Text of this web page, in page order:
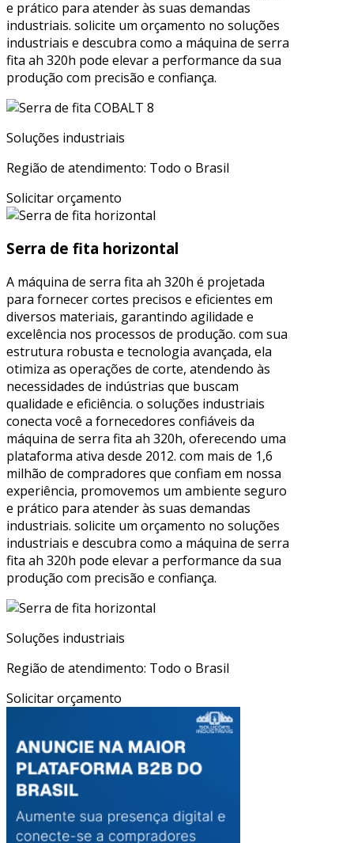
e prático para atender às suas demandas
industriais. solicite um orçamento no soluções
industriais e descubra como a máquina de serra
fita ah 320h pode elevar a performance da sua
produção com precisão e confiança.
Soluções industriais
Região de atendimento: Todo o Brasil
Solicitar orçamento
Serra de fita horizontal
A máquina de serra fita ah 320h é projetada
para fornecer cortes precisos e eficientes em
diversos materiais, garantindo agilidade e
excelência nos processos de produção. com sua
estrutura robusta e tecnologia avançada, ela
otimiza as operações de corte, atendendo às
necessidades de indústrias que buscam
qualidade e eficiência. o soluções industriais
conecta você a fornecedores confiáveis da
máquina de serra fita ah 320h, oferecendo uma
plataforma ativa desde 2012. com mais de 1,6
milhão de compradores que confiam em nossa
experiência, promovemos um ambiente seguro
e prático para atender às suas demandas
industriais. solicite um orçamento no soluções
industriais e descubra como a máquina de serra
fita ah 320h pode elevar a performance da sua
produção com precisão e confiança.
Soluções industriais
Região de atendimento: Todo o Brasil
Solicitar orçamento